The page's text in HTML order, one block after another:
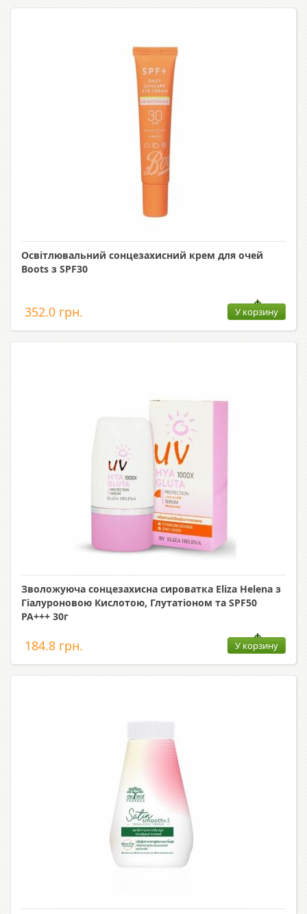
Освітлювальний сонцезахисний крем для очей
Boots з SPF30
352.0 грн. У корзину
Зволожуюча сонцезахисна сироватка Eliza Helena з
Гіалуроновою Кислотою, Глутатіоном та SPF50
PA+++ 30г
184.8 грн. У корзину